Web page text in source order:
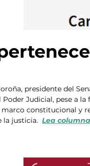
presidente del
Judicial, pese a
constitucional y
la justicia. Lea